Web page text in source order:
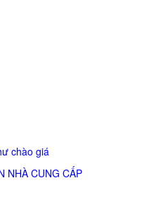
chào giá
NHÀ CUNG CẤP